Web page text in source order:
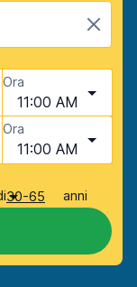
Ora
11:00 AM
Ora
11:00 AM
30-65 anni